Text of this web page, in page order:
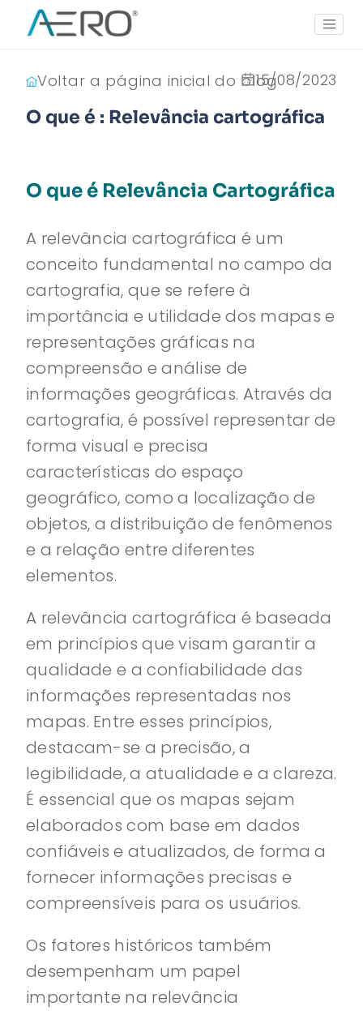
15/08/2023
Voltar a página inicial do blog
O que é : Relevância cartográfica
O que é Relevância Cartográfica
A relevância cartográfica é um
conceito fundamental no campo da
cartografia, que se refere à
importância e utilidade dos mapas e
representações gráficas na
compreensão e análise de
informações geográficas. Através da
cartografia, é possível representar de
forma visual e precisa
características do espaço
geográfico, como a localização de
objetos, a distribuição de fenômenos
e a relação entre diferentes
elementos.
A relevância cartográfica é baseada
em princípios que visam garantir a
qualidade e a confiabilidade das
informações representadas nos
mapas. Entre esses princípios,
destacam-se a precisão, a
legibilidade, a atualidade e a clareza.
É essencial que os mapas sejam
elaborados com base em dados
confiáveis e atualizados, de forma a
fornecer informações precisas e
compreensíveis para os usuários.
Os fatores históricos também
desempenham um papel
importante na relevância